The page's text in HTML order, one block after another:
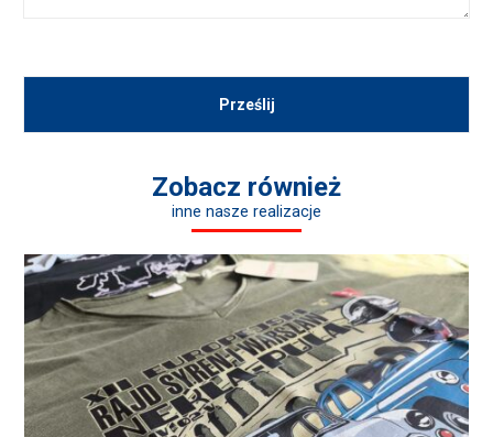
Zobacz również
inne nasze realizacje